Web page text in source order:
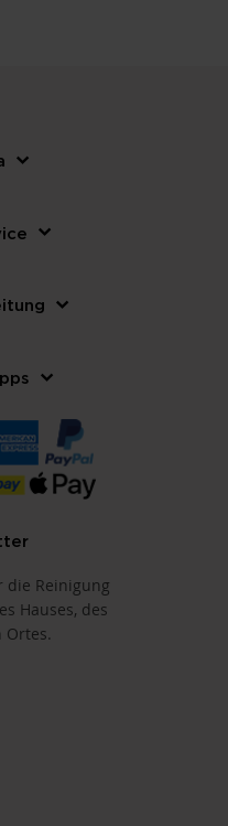
die Reinigung
Hauses, des
Ortes.